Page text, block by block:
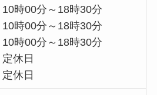
時00分～18時30分
時00分～18時30分
時00分～18時30分
休日
休日